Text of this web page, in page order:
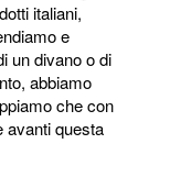
italiani,
e
un divano o di
abbiamo
che con
avanti questa